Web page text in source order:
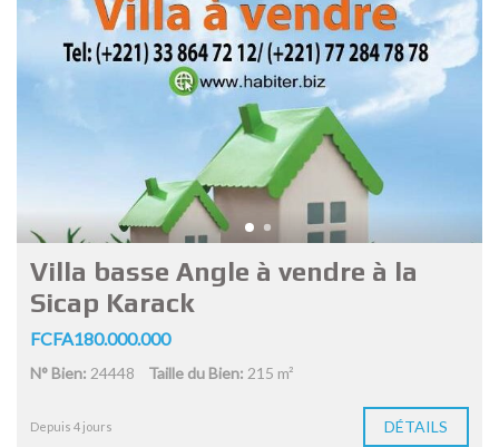
Villa basse Angle à vendre à la
Sicap Karack
FCFA180.000.000
N° Bien: 24448 Taille du Bien: 215 m²
Depuis 4 jours DÉTAILS